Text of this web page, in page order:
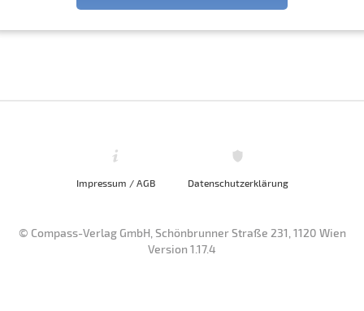
Impressum / AGB Datenschutzerklärung
© Compass-Verlag GmbH, Schönbrunner Straße 231, 1120 Wien
Version 1.17.4